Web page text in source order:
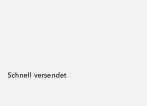
Schnell versendet